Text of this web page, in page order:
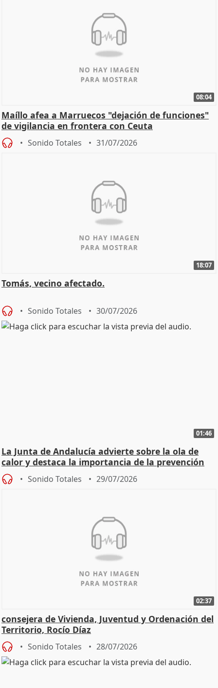
08:04
Maíllo afea a Marruecos "dejación de funciones"
de vigilancia en frontera con Ceuta
Sonido Totales 31/07/2026
18:07
Tomás, vecino afectado.
Sonido Totales 30/07/2026
01:46
La Junta de Andalucía advierte sobre la ola de
calor y destaca la importancia de la prevención
Sonido Totales 29/07/2026
02:37
consejera de Vivienda, Juventud y Ordenación del
Territorio, Rocío Díaz
Sonido Totales 28/07/2026